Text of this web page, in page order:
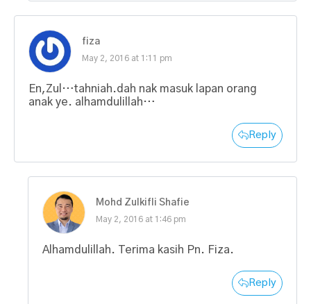
fiza
May 2, 2016 at 1:11 pm
En,Zul…tahniah.dah nak masuk lapan orang
anak ye. alhamdulillah…
Reply
Mohd Zulkifli Shafie
May 2, 2016 at 1:46 pm
Alhamdulillah. Terima kasih Pn. Fiza.
Reply